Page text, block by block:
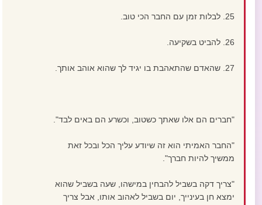
25. לבלות זמן עם החבר הכי טוב.
26. להביט בשקיעה.
27. שהאדם שהתאהבת בו יגיד לך שהוא אוהב אותך.
"חברים הם אלו שאתך כשטוב, וכשרע הם באים לבד".
"החבר האמיתי הוא זה שיודע עליך הכל ובכל זאת
ממשיך להיות חברך".
"צריך דקה בשביל להבחין במישהו, שעה בשביל שהוא
ימצא חן בעינייך, יום בשביל לאהוב אותו, אבל צריך